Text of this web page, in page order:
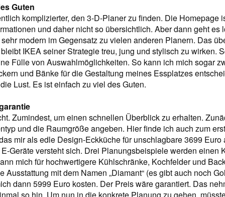
Guten
komplizierter, den 3-D-Planer zu finden. Die Homepage
und daher nicht so übersichtlich. Aber dann geht es
modern im Gegensatz zu vielen anderen Planern. Das
IKEA seiner Strategie treu, jung und stylisch zu wirken.
Fülle von Auswahlmöglichkeiten. So kann ich mich sogar
und Bänke für die Gestaltung meines Essplatzes
Lust. Es ist einfach zu viel des Guten.
Zumindest, um einen schnellen Überblick zu erhalten.
und die Raumgröße angeben. Hier finde ich auch zum
mir als edle Design-Eckküche für unschlagbare 3699 Euro
Geräte versteht sich. Drei Planungsbeispiele werden einen
mich für hochwertigere Kühlschränke, Kochfelder und
Ausstattung mit dem Namen „Diamant“ (es gibt auch noch
dann 5999 Euro kosten. Der Preis wäre garantiert. Das
so hin. Um nun in die konkrete Planung zu gehen,